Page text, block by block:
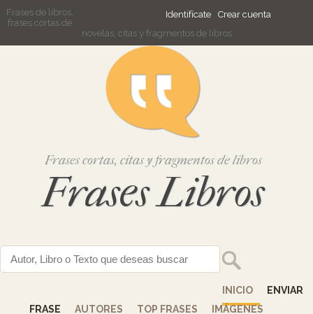
Identifícate Crear cuenta
Frases de libros,
frases cortas de
novelas, citas y fragmentos de libros
Frases cortas, citas y fragmentos de libros
Frases Libros
INICIO
ENVIAR
FRASE
AUTORES TOP FRASES IMÁGENES